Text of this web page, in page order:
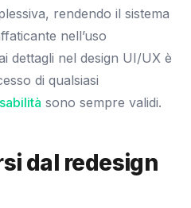
rendendo il sistema
nell’uso
dettagli nel design UI/UX è
di qualsiasi
sono sempre validi.
dal redesign